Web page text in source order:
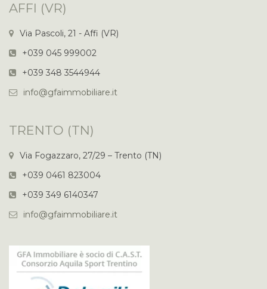
AFFI (VR)
Via Pascoli, 21 - Affi (VR)
+039 045 999002
+039 348 3544944
info@gfaimmobiliare.it
TRENTO (TN)
Via Fogazzaro, 27/29 – Trento (TN)
+039 0461 823004
+039 349 6140347
info@gfaimmobiliare.it